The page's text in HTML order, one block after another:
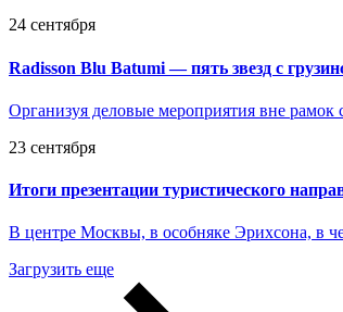
24 сентября
Radisson Blu Batumi — пять звезд с
Организуя деловые мероприятия вне рамок
23 сентября
Итоги презентации туристического
В центре Москвы, в особняке Эрихсона, в
Загрузить еще